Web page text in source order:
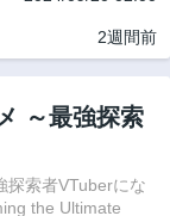
2週間前
～最強探索
探索者VTuberにな
the Ultimate